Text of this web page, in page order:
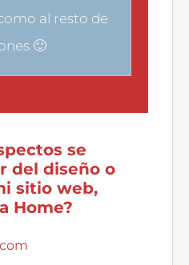
al resto de
🙂
se
del diseño o
sitio web,
Home?